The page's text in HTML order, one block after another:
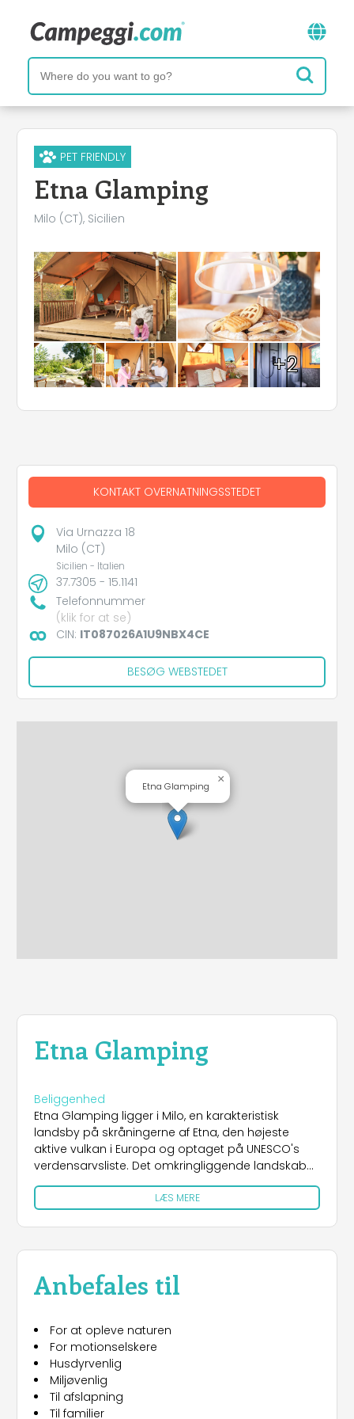
PET FRIENDLY
Etna Glamping
Milo (CT), Sicilien
+2
Etna Glamping
Beliggenhed
Etna Glamping ligger i Milo, en karakteristisk
landsby på skråningerne af Etna, den højeste
aktive vulkan i Europa og optaget på UNESCO's
verdensarvsliste. Det omkringliggende landskab
er et virvar af ege- og kastanjeskove, blandet
med vinmarker, der producerer Etna DOC-vine.
Det er i dette område, at Carricante-vinstokken
finder sit højeste udtryk og giver liv til Etna Bianco
Superiore, en unik vin, der kun fødes her. I det
ikoniske steder: Den joniske kyst med sine strande
og kystbyer, den pragtfulde Taormina med sit
Catania, der er rig på kunst, kultur og folklore, er
alle inden for rækkevidde.
OVERNATNING
Glamping tilbyder gæsterne elegante luksustelte
omgivet af natur, hver udstyret med moderne
LÆS MERE
Anbefales til
For at opleve naturen
For motionselskere
Husdyrvenlig
Miljøvenlig
Til afslapning
Til familier
KONTAKT OVERNATNINGSSTEDET
Via Urnazza 18
Milo (CT)
Sicilien - Italien
37.7305 - 15.1141
Telefonnummer
(klik for at se)
CIN: IT087026A1U9NBX4CE
BESØG WEBSTEDET
Etna Glamping
×